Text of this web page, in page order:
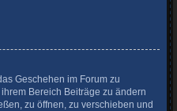
Geschehen im Forum zu
Bereich Beiträge zu ändern
zu öffnen, zu verschieben und